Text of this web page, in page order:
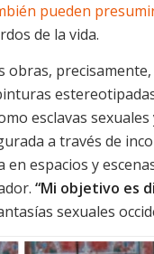
pueden
de la vida.
obras,
esclavas
a través de
espacios y
“Mi objetivo es
sexuales